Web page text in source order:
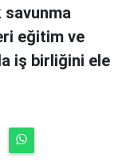
eğitim ve
iş birliğini ele